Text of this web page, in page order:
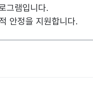
그램입니다.
안정을 지원합니다.